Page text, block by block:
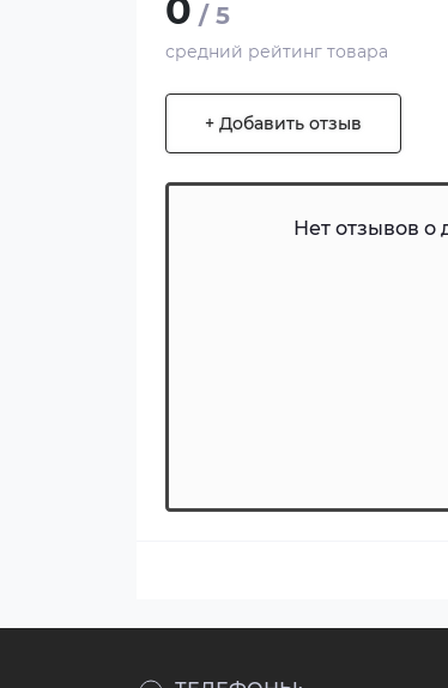
0 / 5
средний рейтинг товара
+ Добавить отзыв
Нет отзывов о